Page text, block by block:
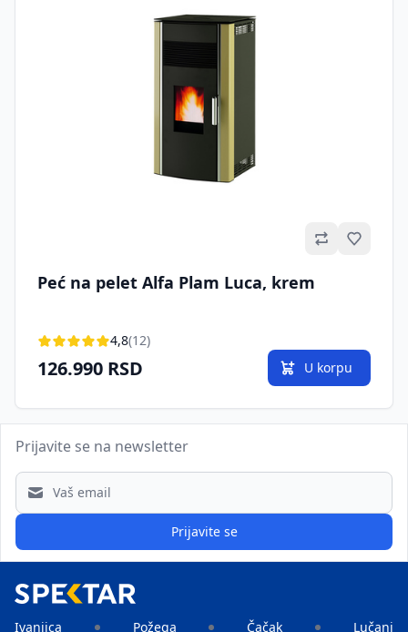
Peć na pelet Alfa Plam Luca, krem
4,8(12)
126.990 RSD U korpu
Prijavite se na newsletter
Email address
Prijavite se
Ivanjica Požega Čačak Lučani